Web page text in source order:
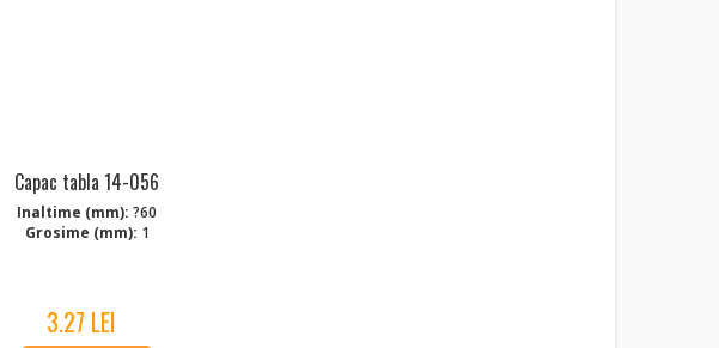
Capac tabla 14-056
Inaltime (mm): ?60
Grosime (mm): 1
3.27 LEI